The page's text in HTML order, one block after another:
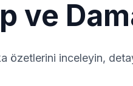
ve
özetlerini inceleyin,